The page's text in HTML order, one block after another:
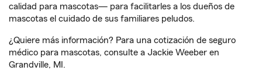
calidad para mascotas— para facilitarles a los dueños de
mascotas el cuidado de sus familiares peludos.
¿Quiere más información? Para una cotización de seguro
médico para mascotas, consulte a Jackie Weeber en
Grandville, MI.